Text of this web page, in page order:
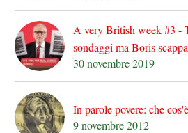
A very British week #3 -
sondaggi ma Boris
30 novembre 2019
In parole povere: che
9 novembre 2012